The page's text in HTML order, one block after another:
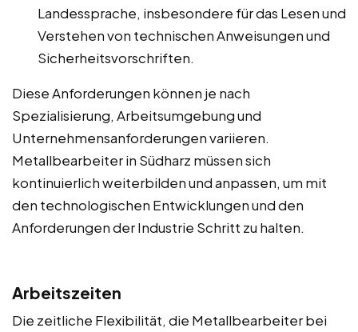
Landessprache, insbesondere für das Lesen und
Verstehen von technischen Anweisungen und
Sicherheitsvorschriften.
Diese Anforderungen können je nach
Spezialisierung, Arbeitsumgebung und
Unternehmensanforderungen variieren.
Metallbearbeiter in Südharz müssen sich
kontinuierlich weiterbilden und anpassen, um mit
den technologischen Entwicklungen und den
Anforderungen der Industrie Schritt zu halten.
Arbeitszeiten
Die zeitliche Flexibilität, die Metallbearbeiter bei